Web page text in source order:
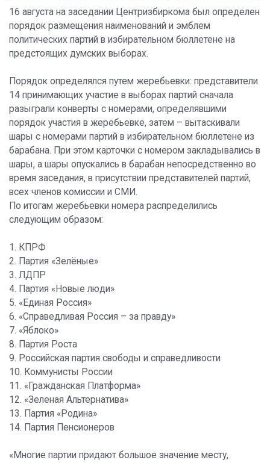
16 августа на заседании Центризбиркома был определен
порядок размещения наименований и эмблем
политических партий в избирательном бюллетене на
предстоящих думских выборах.
Порядок определялся путем жеребьевки: представители
14 принимающих участие в выборах партий сначала
разыграли конверты с номерами, определявшими
порядок участия в жеребьевке, затем – вытаскивали
шары с номерами партий в избирательном бюллетене из
барабана. При этом карточки с номером закладывались в
шары, а шары опускались в барабан непосредственно во
время заседания, в присутствии представителей партий,
всех членов комиссии и СМИ.
По итогам жеребьевки номера распределились
следующим образом:
1. КПРФ
2. Партия «Зелёные»
3. ЛДПР
4. Партия «Новые люди»
5. «Единая Россия»
6. «Справедливая Россия – за правду»
7. «Яблоко»
8. Партия Роста
9. Российская партия свободы и справедливости
10. Коммунисты России
11. «Гражданская Платформа»
12. «Зеленая Альтернатива»
13. Партия «Родина»
14. Партия Пенсионеров
«Многие партии придают большое значение месту,